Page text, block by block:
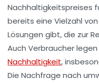
Nachhaltigkeitspreises
bereits eine Vielzahl
Lösungen gibt, die zur
Auch Verbraucher
Nachhaltigkeit,
Die Nachfrage nach